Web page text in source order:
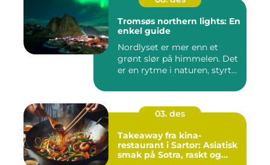
Tromsøs northern lights: En
enkel guide
Nordlyset er mer enn et
grønt slør på himmelen. Det
er en rytme i naturen, styrt...
03. des
Takeaway fra kina-
restaurant i Sartor: Asiatisk
smak på Sotra, raskt og